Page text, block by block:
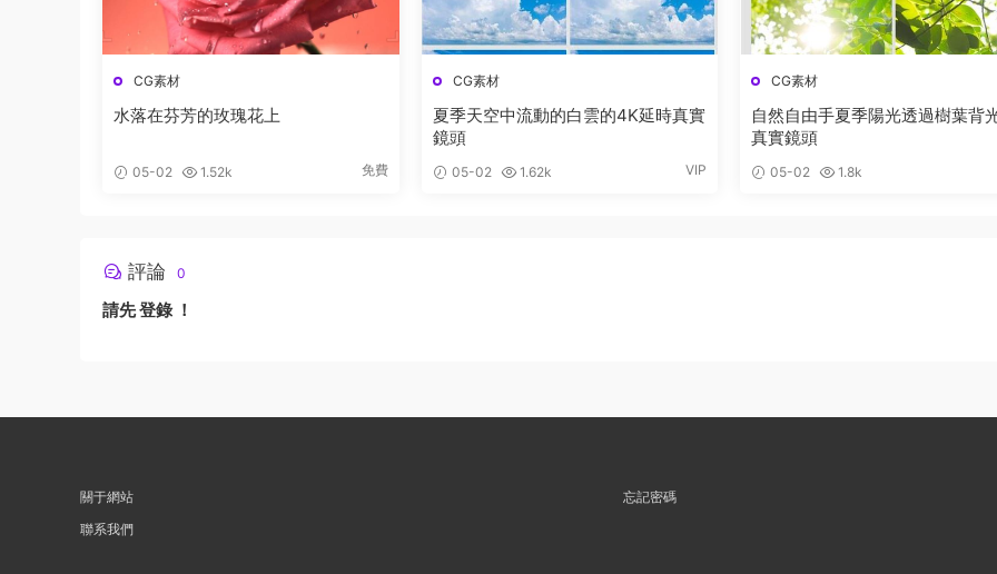
CG素材
水落在芬芳的玫瑰花上
05-02 1.52k 免費
CG素材
夏季天空中流動的白雲的4K延時真實
鏡頭
05-02 1.62k VIP
CG素材
自然自由手夏季陽光透過樹葉背
真實鏡頭
05-02 1.8k
評論 0
請先登錄！
關于網站
聯系我們
忘記密碼